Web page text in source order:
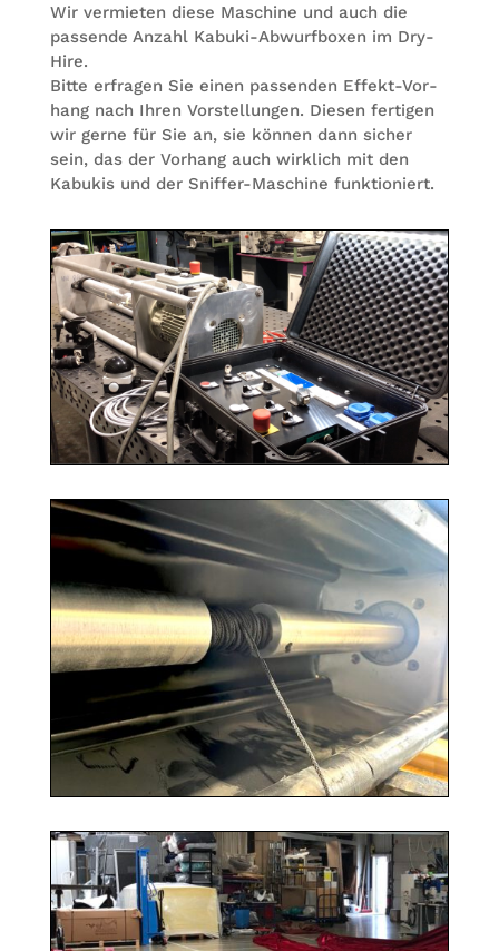
Wir ver­mie­ten diese Maschine und auch die
pas­sende Anzahl Kabuki-Abwurf­bo­xen im Dry-
Hire.
Bitte erfra­gen Sie einen pas­sen­den Effekt-Vor­
hang nach Ihren Vor­stel­lun­gen. Die­sen fer­ti­gen
wir gerne für Sie an, sie kön­nen dann sicher
sein, das der Vor­hang auch wirk­lich mit den
Kabu­kis und der Snif­fer-Maschine funktioniert.